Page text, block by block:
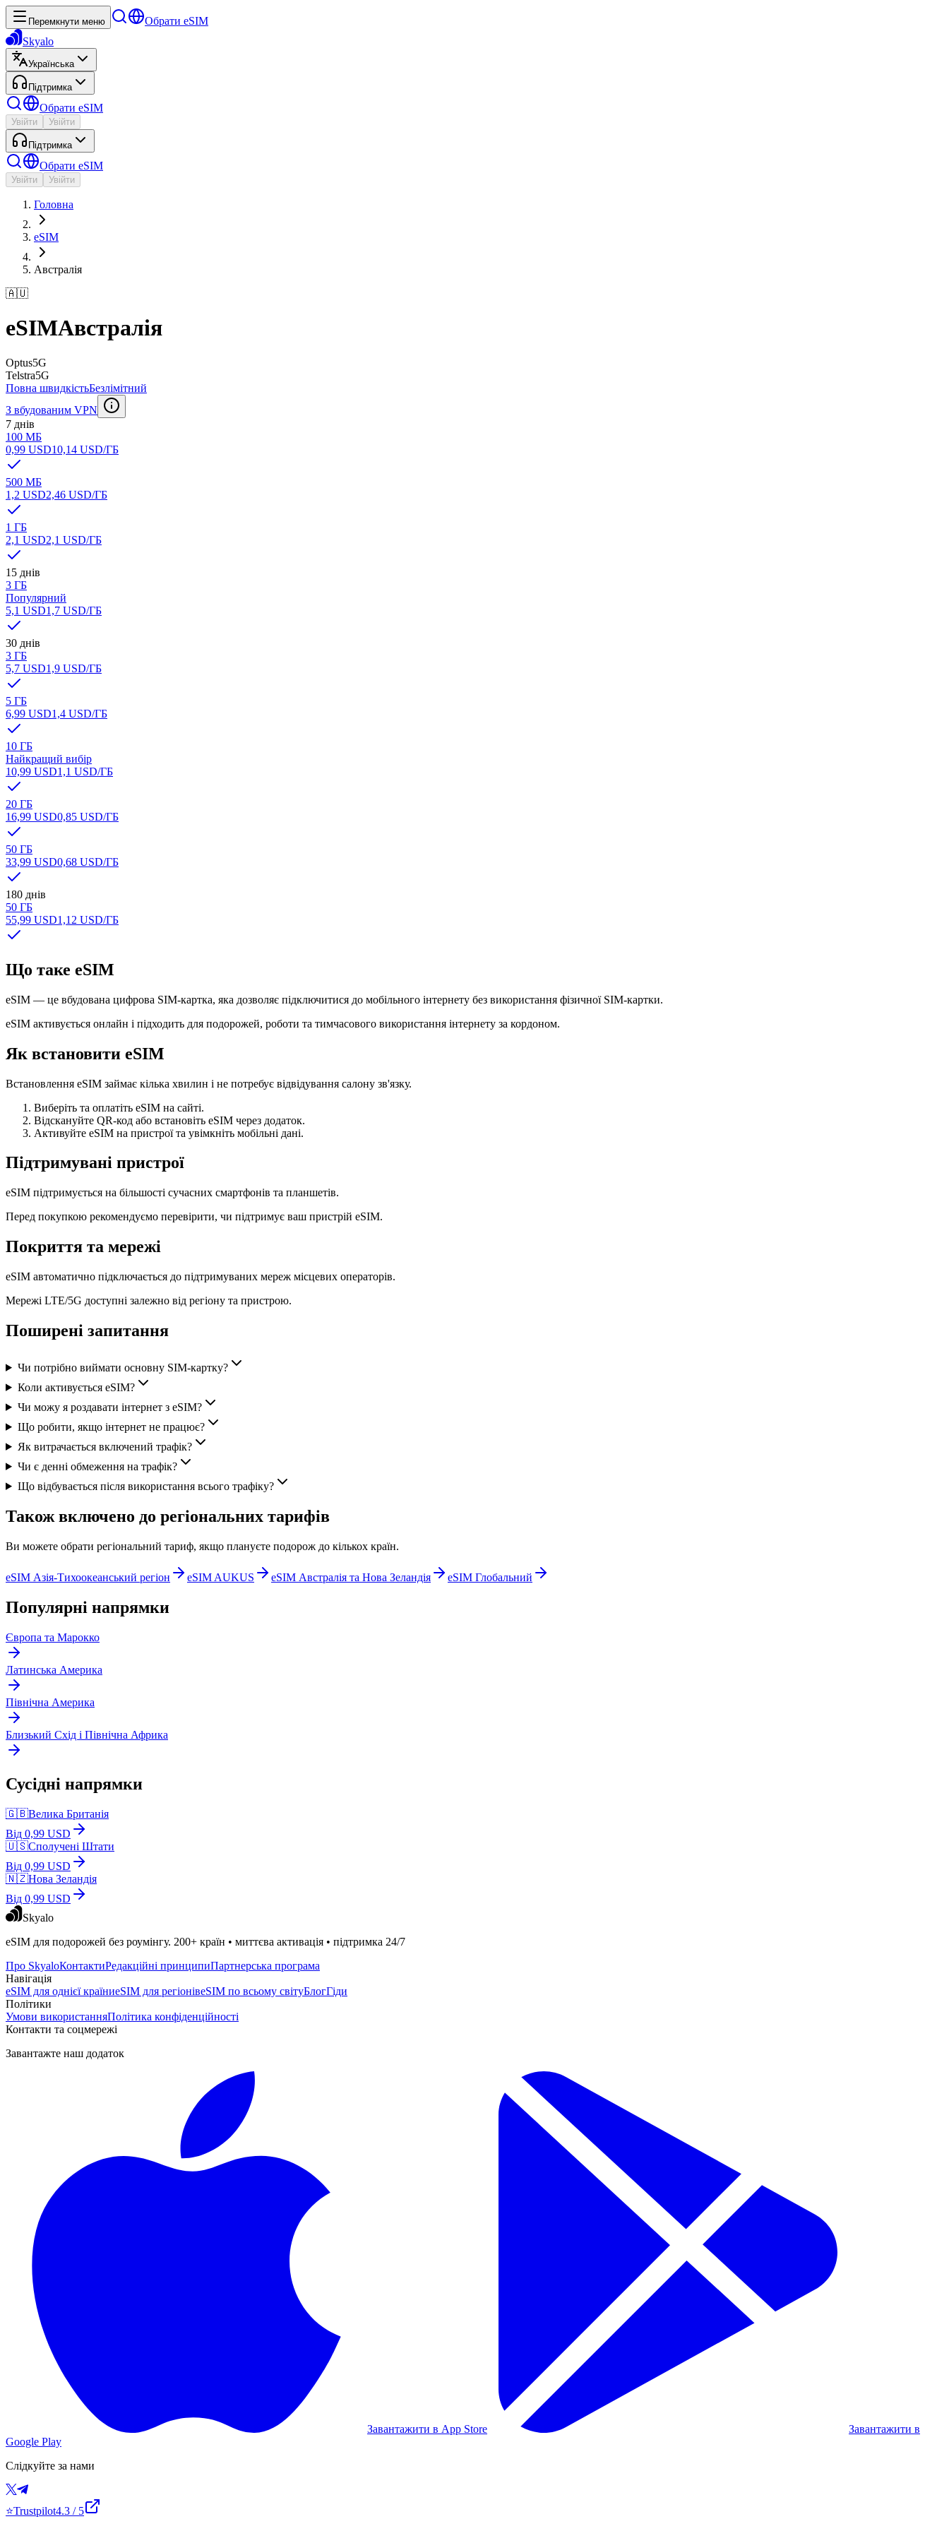
Перемкнути меню
Обрати eSIM
Skyalo
Українська
Підтримка
Обрати eSIM
Увійти Увійти
Підтримка
Обрати eSIM
Увійти Увійти
Головна
eSIM
Австралія
🇦🇺
eSIMАвстралія
Optus5G
Telstra5G
Повна швидкістьБезлімітний
З вбудованим VPN
7 днів
100 МБ
0,99 USD10,14 USD/ГБ
500 МБ
1,2 USD2,46 USD/ГБ
1 ГБ
2,1 USD2,1 USD/ГБ
15 днів
3 ГБ
Популярний
5,1 USD1,7 USD/ГБ
30 днів
3 ГБ
5,7 USD1,9 USD/ГБ
5 ГБ
6,99 USD1,4 USD/ГБ
10 ГБ
Найкращий вибір
10,99 USD1,1 USD/ГБ
20 ГБ
16,99 USD0,85 USD/ГБ
50 ГБ
33,99 USD0,68 USD/ГБ
180 днів
50 ГБ
55,99 USD1,12 USD/ГБ
Що таке eSIM
eSIM — це вбудована цифрова SIM-картка, яка дозволяє підключитися до мобільного інтернету без використання фізичної SIM-картки.
eSIM активується онлайн і підходить для подорожей, роботи та тимчасового використання інтернету за кордоном.
Як встановити eSIM
Встановлення eSIM займає кілька хвилин і не потребує відвідування салону зв'язку.
Виберіть та оплатіть eSIM на сайті.
Відскануйте QR-код або встановіть eSIM через додаток.
Активуйте eSIM на пристрої та увімкніть мобільні дані.
Підтримувані пристрої
eSIM підтримується на більшості сучасних смартфонів та планшетів.
Перед покупкою рекомендуємо перевірити, чи підтримує ваш пристрій eSIM.
Покриття та мережі
eSIM автоматично підключається до підтримуваних мереж місцевих операторів.
Мережі LTE/5G доступні залежно від регіону та пристрою.
Поширені запитання
Чи потрібно виймати основну SIM-картку?
Коли активується eSIM?
Чи можу я роздавати інтернет з eSIM?
Що робити, якщо інтернет не працює?
Як витрачається включений трафік?
Чи є денні обмеження на трафік?
Що відбувається після використання всього трафіку?
Також включено до регіональних тарифів
Ви можете обрати регіональний тариф, якщо плануєте подорож до кількох країн.
eSIM Азія-Тихоокеанський регіон eSIM AUKUS eSIM Австралія та Нова Зеландія eSIM Глобальний
Популярні напрямки
Європа та Марокко
Латинська Америка
Північна Америка
Близький Схід і Північна Африка
Сусідні напрямки
🇬🇧Велика Британія
Від 0,99 USD
🇺🇸Сполучені Штати
Від 0,99 USD
🇳🇿Нова Зеландія
Від 0,99 USD
Skyalo
eSIM для подорожей без роумінгу. 200+ країн • миттєва активація • підтримка 24/7
Про SkyaloКонтактиРедакційні принципиПартнерська програма
Навігація
eSIM для однієї країниeSIM для регіонівeSIM по всьому світуБлогГіди
Політики
Умови використанняПолітика конфіденційності
Контакти та соцмережі
Завантажте наш додаток
Завантажити в App Store
Завантажити в
Google Play
Слідкуйте за нами
⭐Trustpilot4.3 / 5